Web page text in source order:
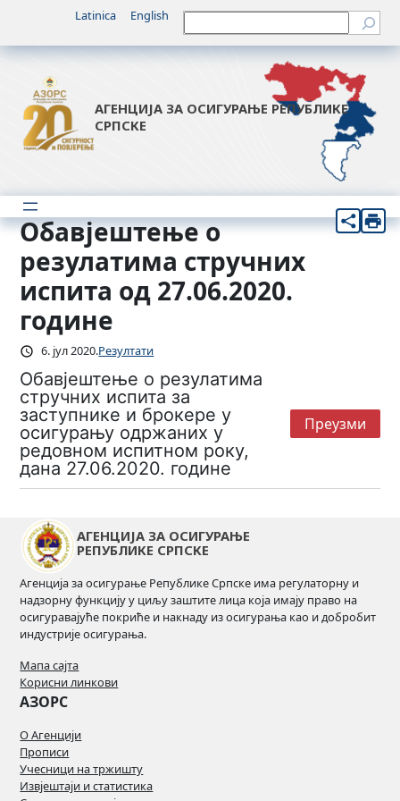
садржај
Latinica English Претрага
АГЕНЦИЈА ЗА ОСИГУРАЊЕ РЕПУБЛИКЕ
СРПСКЕ
Обавјештење о
резулатима стручних
испита од 27.06.2020.
године
6. јул 2020.Резултати
Обавјештење о резулатима
стручних испита за
заступнике и брокере у
осигурању одржаних у
редовном испитном року,
дана 27.06.2020. године
Преузми
АГЕНЦИЈА ЗА ОСИГУРАЊЕ
РЕПУБЛИКЕ СРПСКЕ
Агенција за осигурање Републике Српске има регулаторну и
надзорну функцију у циљу заштите лица која имају право на
осигуравајуће покриће и накнаду из осигурања као и добробит
индустрије осигурања.
Мапа сајта
Корисни линкови
АЗОРС
О Агенцији
Прописи
Учесници на тржишту
Извјештаји и статистика